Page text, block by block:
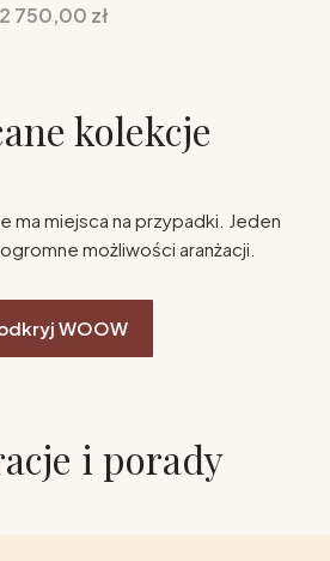
Cena
2 750,00 zł
kolekcje
ma miejsca na przypadki. Jeden
możliwości aranżacji.
WOOW
i porady